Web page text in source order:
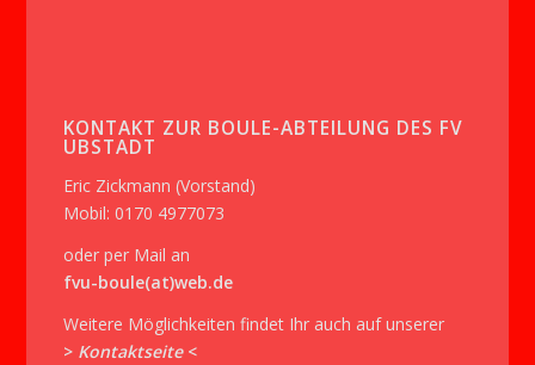
KONTAKT ZUR BOULE-ABTEILUNG DES FV
UBSTADT
Eric Zickmann (Vorstand)
Mobil: 0170 4977073
oder per Mail an
fvu-boule(at)web.de
Weitere Möglichkeiten findet Ihr auch auf unserer
> Kontaktseite <